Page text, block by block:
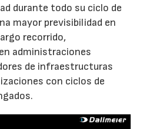
durante todo su ciclo de
mayor previsibilidad en
recorrido,
administraciones
de infraestructuras
con ciclos de